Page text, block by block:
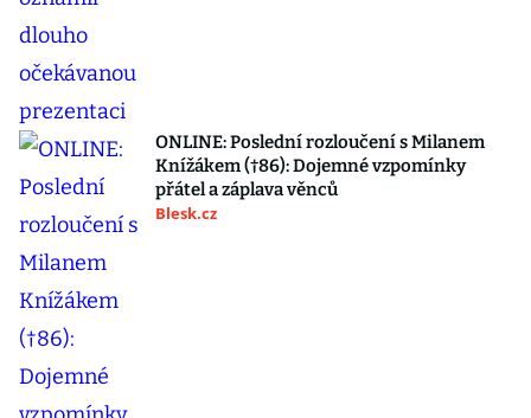
ONLINE: Poslední rozloučení s Milanem
Knížákem (†86): Dojemné vzpomínky
přátel a záplava věnců
Blesk.cz